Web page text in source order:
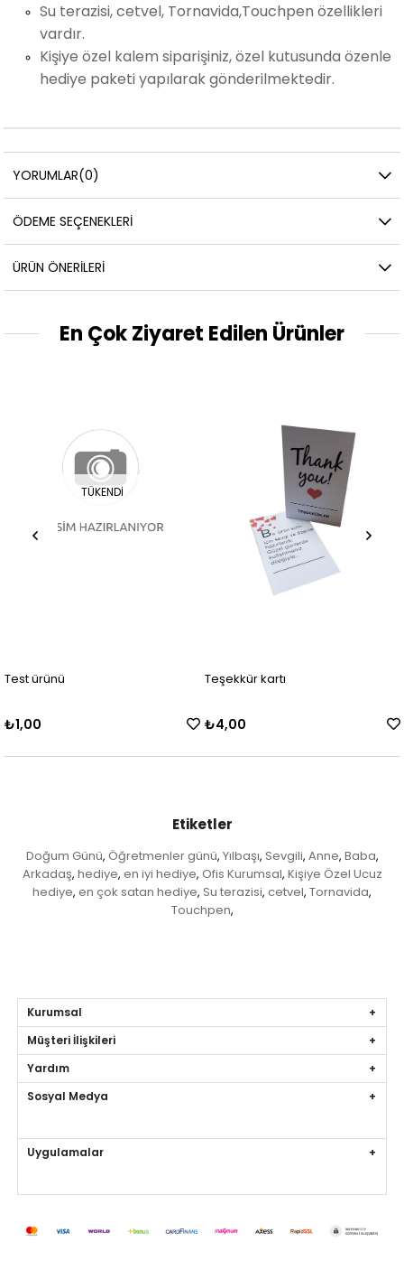
Su terazisi, cetvel, Tornavida,Touchpen özellikleri
vardır.
Kişiye özel kalem siparişiniz, özel kutusunda özenle
hediye paketi yapılarak gönderilmektedir.
YORUMLAR(0)
ÖDEME SEÇENEKLERI
ÜRÜN ÖNERILERI
En Çok Ziyaret Edilen Ürünler
TÜKENDI
Test ürünü
₺1,00
Teşekkür kartı
₺4,00
Etiketler
Doğum Günü, Öğretmenler günü, Yılbaşı, Sevgili, Anne, Baba,
Arkadaş, hediye, en iyi hediye, Ofis Kurumsal, Kişiye Özel Ucuz
hediye, en çok satan hediye, Su terazisi, cetvel, Tornavida,
Touchpen,
Kurumsal
Müşteri İlişkileri
Yardım
Sosyal Medya
Uygulamalar